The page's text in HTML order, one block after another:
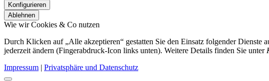
Konfigurieren
Ablehnen
Wie wir Cookies & Co nutzen
Durch Klicken auf „Alle akzeptieren“ gestatten Sie den Einsatz folgender
jederzeit ändern (Fingerabdruck-Icon links unten). Weitere Details finden Sie unter
Impressum | Privatsphäre und Datenschutz